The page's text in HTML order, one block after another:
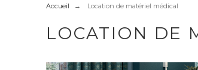
Accueil Location de matériel médical
LOCATION DE